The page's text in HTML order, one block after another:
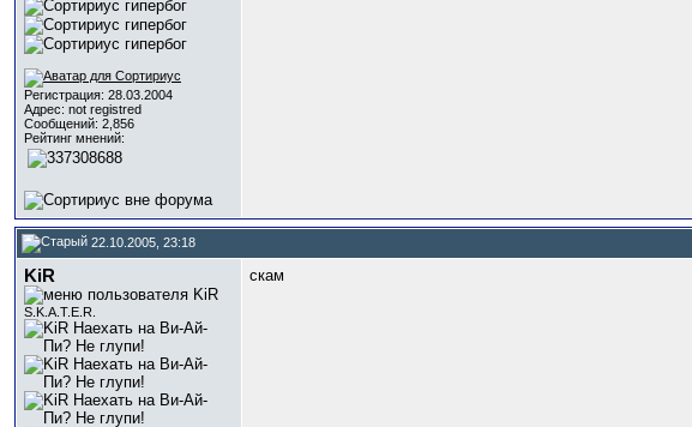
Регистрация: 28.03.2004
Адрес: not registred
Сообщений: 2,856
Рейтинг мнений:
22.10.2005, 23:18
KiR
S.K.A.T.E.R.
скам